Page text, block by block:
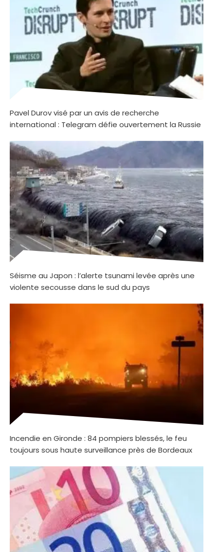
Pavel Durov visé par un avis de recherche
international : Telegram défie ouvertement la Russie
Séisme au Japon : l’alerte tsunami levée après une
violente secousse dans le sud du pays
Incendie en Gironde : 84 pompiers blessés, le feu
toujours sous haute surveillance près de Bordeaux